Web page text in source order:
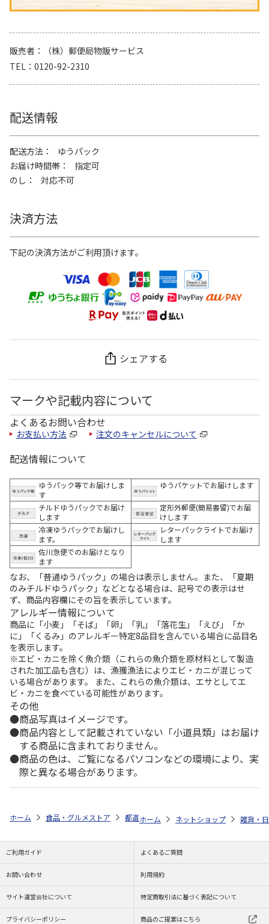
販売者
（株）郵便局物販サービス
TEL
0120-92-2310
配送情報
配送方法
ゆうパック
お届け時間帯
指定可
のし
対応不可
決済方法
下記の決済方法がご利用頂けます。
シェアする
マークや記載内容について
よくあるお問い合わせ
お支払い方法 注文のキャンセルについて
配送情報について
ゆうパック等でお届けしま
す
ゆうパケットでお届けします
チルドゆうパックでお届け
します
定形外郵便(簡易書留)でお届
けします
冷凍ゆうパックでお届けし
ます。
レターパックライトでお届け
します
佐川急便でのお届けとなり
ます
なお、「普通ゆうパック」の場合は表示しません。また、「夏期
のみチルドゆうパック」などとなる場合は、記号での表示はせ
ず、商品内容欄にその旨を表示しています。
アレルギー情報について
商品に「小麦」「そば」「卵」「乳」「落花生」「えび」「か
に」「くるみ」のアレルギー特定8品目を含んでいる場合に品目名
を表示します。
※エビ・カニを除く魚介類（これらの魚介類を原材料として製造
された加工品も含む）は、漁獲漁法によりエビ・カニが混じって
いる場合があります。 また、これらの魚介類は、エサとしてエ
ビ・カニを食べている可能性があります。
その他
商品写真はイメージです。
商品内容として記載されていない「小道具類」はお届け
する商品に含まれておりません。
商品の色は、ご覧になるパソコンなどの環境により、実
際と異なる場合があります。
ホーム 食品・グルメストア 都道府県から探す 新潟県 組子サク
ホーム ネットショップ 雑貨・
ご利用ガイド よくあるご質問
お問い合わせ 利用規約
サイト運営会社について 特定商取引法に基づく表記について
プライバシーポリシー 商品のご提案はこちら